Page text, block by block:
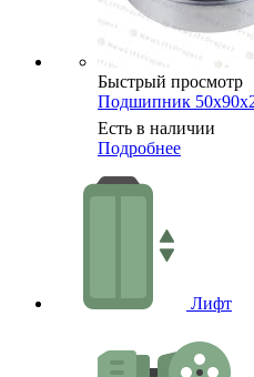
Быстрый просмотр
Подшипник
Есть в наличии
Подробнее
Лифт